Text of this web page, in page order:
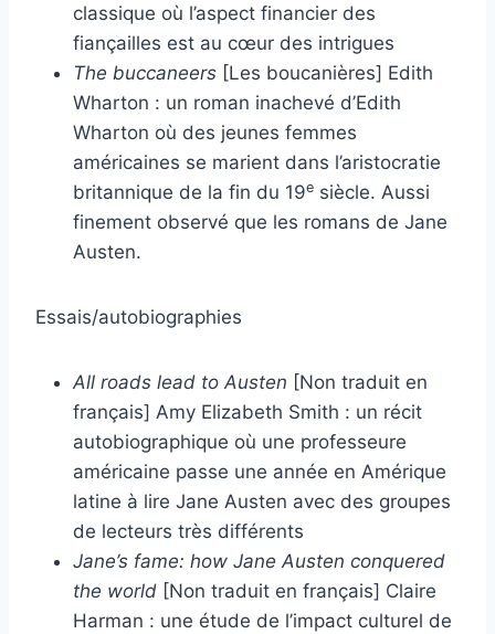
classique où l’aspect financier des
fiançailles est au cœur des intrigues
The buccaneers [Les boucanières] Edith
Wharton : un roman inachevé d’Edith
Wharton où des jeunes femmes
américaines se marient dans l’aristocratie
britannique de la fin du 19e siècle. Aussi
finement observé que les romans de Jane
Austen.
Essais/autobiographies
All roads lead to Austen [Non traduit en
français] Amy Elizabeth Smith : un récit
autobiographique où une professeure
américaine passe une année en Amérique
latine à lire Jane Austen avec des groupes
de lecteurs très différents
Jane’s fame: how Jane Austen conquered
the world [Non traduit en français] Claire
Harman : une étude de l’impact culturel de